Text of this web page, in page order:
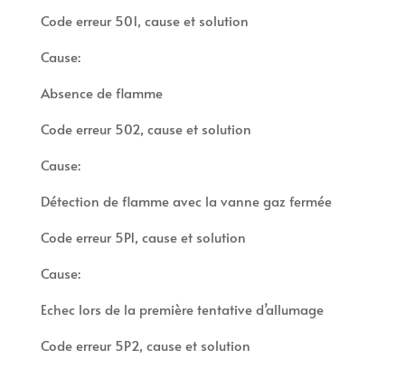
Code erreur 501, cause et solution
Cause:
Absence de flamme
Code erreur 502, cause et solution
Cause:
Détection de flamme avec la vanne gaz fermée
Code erreur 5P1, cause et solution
Cause:
Echec lors de la première tentative d’allumage
Code erreur 5P2, cause et solution